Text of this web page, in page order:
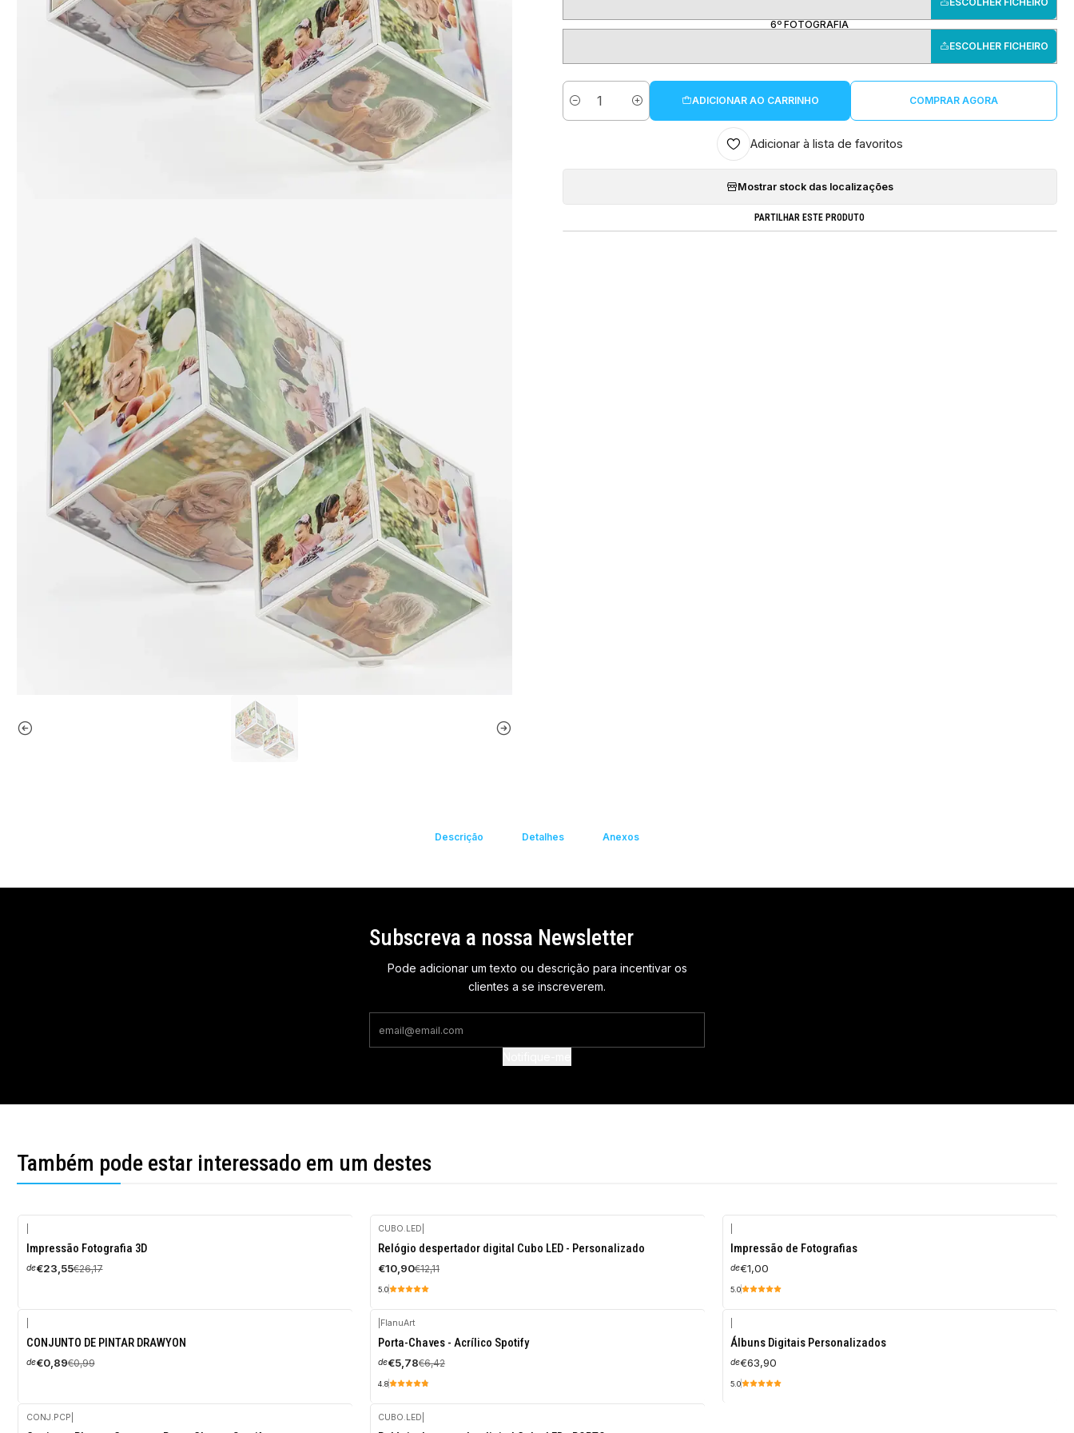
6º FOTOGRAFIA
ESCOLHER FICHEIRO
Quantidade
ADICIONAR AO CARRINHO COMPRAR AGORA
Adicionar à lista de favoritos
Mostrar stock das localizações
PARTILHAR ESTE PRODUTO
Descrição Detalhes Anexos
Subscreva a nossa Newsletter
Pode adicionar um texto ou descrição para incentivar os
clientes a se inscreverem.
Também pode estar interessado em um destes
-10%
DESCONTO
Impressão Fotografia 3D
de€23,55€26,17
-10%
DESCONTO
CUBO.LED
Relógio despertador digital Cubo LED - Personalizado
€10,90€12,11
5.0
Impressão de Fotografias
de€1,00
5.0
-10%
DESCONTO
CONJUNTO DE PINTAR DRAWYON
de€0,89€0,99
-10%
DESCONTO
FlanuArt
Porta-Chaves - Acrílico Spotify
de€5,78€6,42
4.8
Álbuns Digitais Personalizados
de€63,90
5.0
CONJ.PCP CUBO.LED